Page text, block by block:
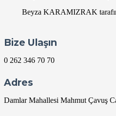
Beyza KARAMIZRAK
Bize Ulaşın
0 262 346 70 70
Adres
Damlar Mahallesi Mahmut Çavuş